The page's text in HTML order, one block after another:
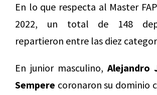
En lo que respecta al Master
2022, un total de 148
repartieron entre las diez
En junior masculino, Alejandro
Sempere coronaron su dominio